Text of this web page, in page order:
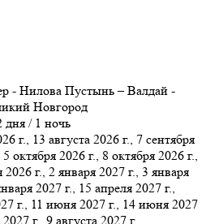
- Нилова Пустынь – Валдай -
Новгород
дня / 1 ночь
г., 13 августа 2026 г., 7 сентября
октября 2026 г., 8 октября 2026 г.,
2026 г., 2 января 2027 г., 3 января
2027 г., 15 апреля 2027 г.,
г., 11 июня 2027 г., 14 июня 2027
г., 9 августа 2027 г.,